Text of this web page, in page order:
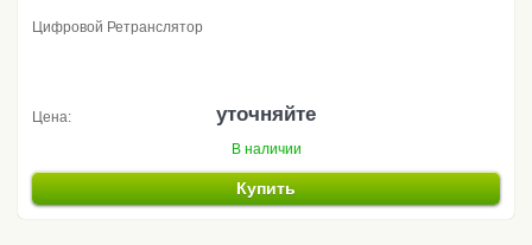
Цифровой Ретранслятор
Цена: уточняйте
В наличии
Купить